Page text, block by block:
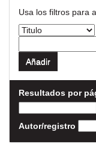
Usa los filtros para
Resultados por
Autor/registro